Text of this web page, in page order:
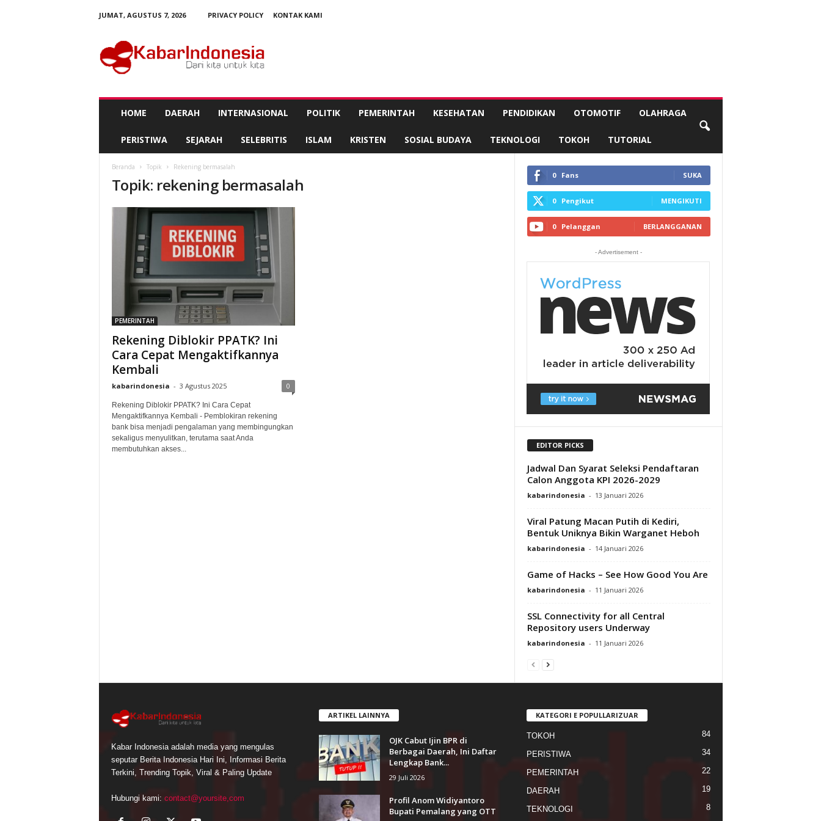
JUMAT, AGUSTUS 7, 2026 PRIVACY POLICY
KONTAK KAMI
b
HOME DAERAH INTERNASIONAL POLITIK PEMERINTAH KESEHATAN PENDIDIKAN OTOMOTIF OLAHRAGA
PERISTIWA SEJARAH SELEBRITIS ISLAM KRISTEN SOSIAL BUDAYA TEKNOLOGI TOKOH TUTORIAL
Beranda Topik Rekening bermasalah
Topik: rekening bermasalah
PEMERINTAH
Rekening Diblokir PPATK? Ini
Cara Cepat Mengaktifkannya
Kembali
kabarindonesia - 3 Agustus 2025 0
Rekening Diblokir PPATK? Ini Cara Cepat
Mengaktifkannya Kembali - Pemblokiran rekening
bank bisa menjadi pengalaman yang membingungkan
sekaligus menyulitkan, terutama saat Anda
membutuhkan akses...
0 Fans SUKA
0 Pengikut MENGIKUTI
0 Pelanggan BERLANGGANAN
- Advertisement -
EDITOR PICKS
Jadwal Dan Syarat Seleksi Pendaftaran
Calon Anggota KPI 2026-2029
kabarindonesia - 13 Januari 2026
Viral Patung Macan Putih di Kediri,
Bentuk Uniknya Bikin Warganet Heboh
kabarindonesia - 14 Januari 2026
Game of Hacks – See How Good You Are
kabarindonesia - 11 Januari 2026
SSL Connectivity for all Central
Repository users Underway
kabarindonesia - 11 Januari 2026
Kabar Indonesia adalah media yang mengulas
seputar Berita Indonesia Hari Ini, Informasi Berita
Terkini, Trending Topik, Viral & Paling Update
Hubungi kami: contact@yoursite,com
ARTIKEL LAINNYA
OJK Cabut Ijin BPR di
Berbagai Daerah, Ini Daftar
Lengkap Bank...
29 Juli 2026
Profil Anom Widiyantoro
Bupati Pemalang yang OTT
KATEGORI E POPULLARIZUAR
TOKOH 84
PERISTIWA 34
PEMERINTAH 22
DAERAH 19
TEKNOLOGI
8